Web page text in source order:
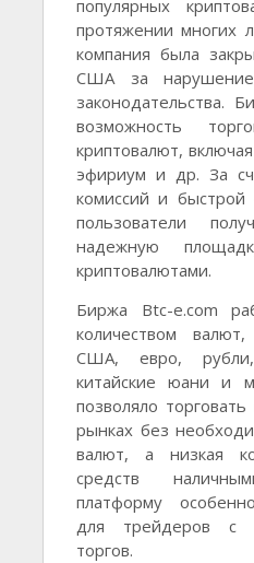
популярных
протяжении многих
компания была
США за нарушение
законодательства.
возможность
криптовалют,
эфириум и др. За
комиссий и быстрой
пользователи
надежную
криптовалютами.
Биржа Btc-e.com
количеством
США, евро,
китайские юани и
позволяло
рынках без
валют, а низкая
средств
платформу
для трейдеров с
торгов.